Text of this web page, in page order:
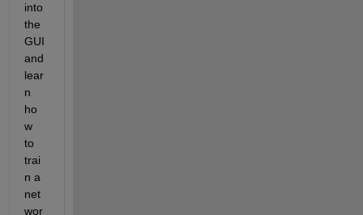
into
the
GUI
and
lear
n
ho
w
to
trai
n a
net
wor